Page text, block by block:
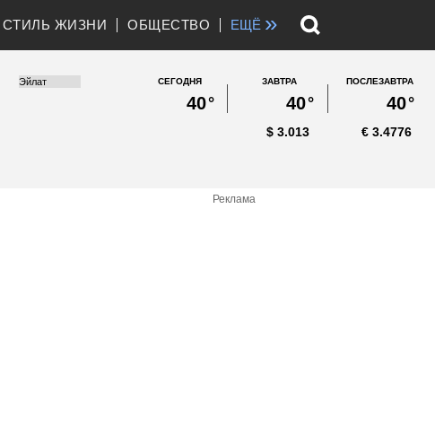
СТИЛЬ ЖИЗНИ ОБЩЕСТВО ЕЩЁ »
СЕГОДНЯ
40°
ЗАВТРА
40°
ПОСЛЕЗАВТРА
40°
3.013
$ 3.4776
€
Реклама